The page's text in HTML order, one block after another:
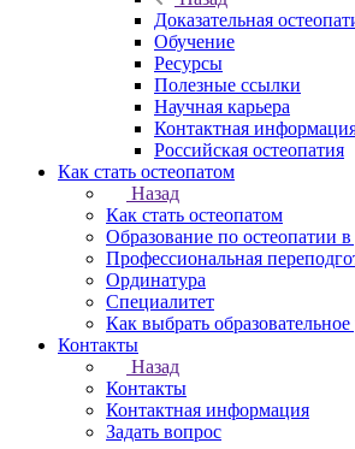
Доказательная
Обучение
Ресурсы
Полезные ссылки
Научная карьера
Контактная
Российская остеопатия
Как стать остеопатом
Назад
Как стать остеопатом
Образование по остеопатии
Профессиональная
Ординатура
Специалитет
Как выбрать
Контакты
Назад
Контакты
Контактная информация
Задать вопрос